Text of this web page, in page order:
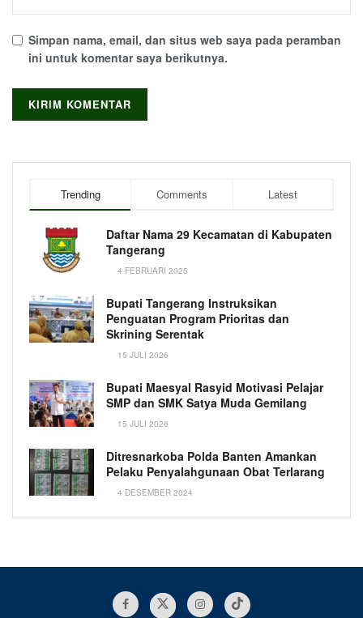
Simpan nama, email, dan situs web saya pada peramban
ini untuk komentar saya berikutnya.
Trending Comments Latest
Daftar Nama 29 Kecamatan di Kabupaten
Tangerang
4 FEBRUARI 2025
Bupati Tangerang Instruksikan
Penguatan Program Prioritas dan
Skrining Serentak
15 JULI 2026
Bupati Maesyal Rasyid Motivasi Pelajar
SMP dan SMK Satya Muda Gemilang
15 JULI 2026
Ditresnarkoba Polda Banten Amankan
Pelaku Penyalahgunaan Obat Terlarang
4 DESEMBER 2024